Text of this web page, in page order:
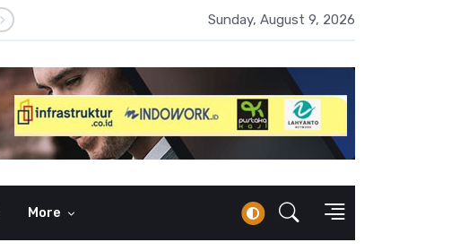
Literasi Keuangan Syariah 43,42 Persen, Tingkat Inklusi Baru 13,41
Sunday, August 9, 2026
More